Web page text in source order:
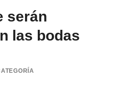
serán
las bodas